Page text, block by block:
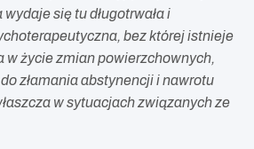
się tu długotrwała i
bez której istnieje
w życie zmian powierzchownych,
złamania abstynencji i nawrotu
w sytuacjach związanych ze